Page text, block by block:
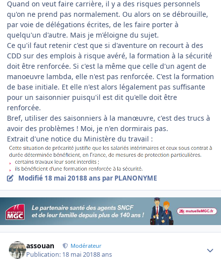
Quand on veut faire carrière, il y a des risques personnels
qu'on ne prend pas normalement. Ou alors on se débrouille,
par voie de délégations écrites, de les faire porter à
quelqu'un d'autre. Mais je m'éloigne du sujet.
Ce qu'il faut retenir c'est que si d'aventure on recourt à des
CDD sur des emplois à risque avéré, la formation à la sécurité
doit être renforcée. Si c'est la même que celle d'un agent de
manoeuvre lambda, elle n'est pas renforcée. C'est la formation
de base initiale. Et elle n'est alors légalement pas suffisante
pour un saisonnier puisqu'il est dit qu'elle doit être
renforcée.
Bref, utiliser des saisonniers à la manœuvre, c'est des trucs à
avoir des problèmes ! Moi, je n'en dormirais pas.
Extrait d'une notice du Ministère du travail :
Modifié 18 mai 20188 ans par PLANONYME
assouan Modérateur
Publication: 18 mai 20188 ans